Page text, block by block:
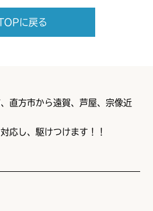
に戻る
直方市から遠賀、芦屋、宗像近
応し、駆けつけます！！